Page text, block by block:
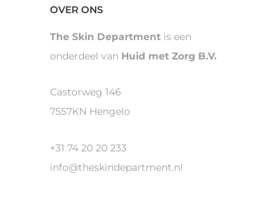
OVER ONS
The Skin Department is een
onderdeel van Huid met Zorg B.V.
Castorweg 146
7557KN Hengelo
+31 74 20 20 233
info@theskindepartment.nl